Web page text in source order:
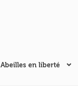
Abeilles en liberté